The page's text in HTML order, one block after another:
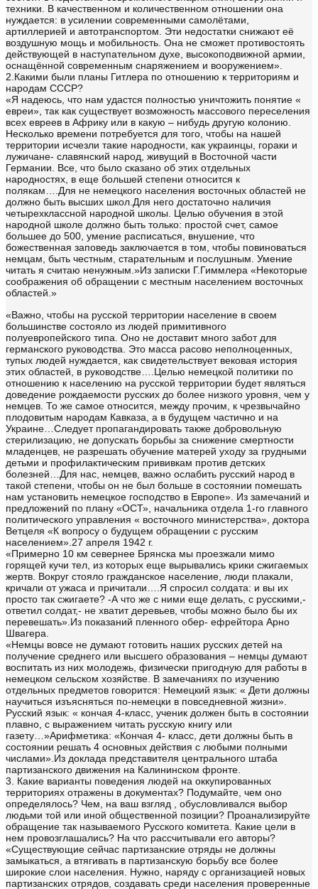
техники. В качественном и количественном отношении она
нуждается: в усилении современными самолётами,
артиллерией и автотранспортом. Эти недостатки снижают её
воздушную мощь и мобильность. Она не сможет противостоять
действующей в наступательном духе, высокоподвижной армии,
оснащённой современным снаряжением и вооружением».
2.Какими были планы Гитлера по отношению к территориям и
народам СССР?
«Я надеюсь, что нам удастся полностью уничтожить понятие «
евреи», так как существует возможность массового переселения
всех евреев в Африку или в какую – нибудь другую колонию.
Несколько времени потребуется для того, чтобы на нашей
территории исчезли такие народности, как украинцы, гораки и
лужичане- славянский народ, живущий в Восточной части
Германии. Все, что было сказано об этих отдельных
народностях, в еще большей степени относится к
полякам….Для не немецкого населения восточных областей не
должно быть высших школ.Для него достаточно наличия
четырехклассной народной школы. Целью обучения в этой
народной школе должно быть только: простой счет, самое
большее до 500, умение расписаться, внушение, что
божественная заповедь заключается в том, чтобы повиноваться
немцам, быть честным, старательным и послушным. Умение
читать я считаю ненужным.»Из записки Г.Гиммлера «Некоторые
соображения об обращении с местным населением восточных
областей.»
«Важно, чтобы на русской территории население в своем
большинстве состояло из людей примитивного
полуевропейского типа. Оно не доставит много забот для
германского руководства. Это масса расово неполноценных,
тупых людей нуждается, как свидетельствует вековая история
этих областей, в руководстве….Целью немецкой политики по
отношению к населению на русской территории будет являться
доведение рождаемости русских до более низкого уровня, чем у
немцев. То же самое относится, между прочим, к чрезвычайно
плодовитым народам Кавказа, а в будущем частично и на
Украине…Следует пропагандировать также добровольную
стерилизацию, не допускать борьбы за снижение смертности
младенцев, не разрешать обучение матерей уходу за грудными
детьми и профилактическим прививкам против детских
болезней…Для нас, немцев, важно ослабить русский народ в
такой степени, чтобы он не был больше в состоянии помешать
нам установить немецкое господство в Европе». Из замечаний и
предложений по плану «ОСТ», начальника отдела 1-го главного
политического управления « восточного министерства», доктора
Ветцеля «К вопросу о будущем обращении с русским
населением».27 апреля 1942 г.
«Примерно 10 км севернее Брянска мы проезжали мимо
горящей кучи тел, из которых еще вырывались крики сжигаемых
жертв. Вокруг стояло гражданское население, люди плакали,
кричали от ужаса и причитали….Я спросил солдата: и вы их
просто так сжигаете? -А что же с ними еще делать, с русскими,-
ответил солдат,- не хватит деревьев, чтобы можно было бы их
перевешать».Из показаний пленного обер- ефрейтора Арно
Швагера.
«Немцы вовсе не думают готовить наших русских детей на
получение среднего или высшего образования – немцы думают
воспитать из них молодежь, физически пригодную для работы в
немецком сельском хозяйстве. В замечаниях по изучению
отдельных предметов говорится: Немецкий язык: « Дети должны
научиться изъясняться по-немецки в повседневной жизни».
Русский язык: « кончая 4-класс, ученик должен быть в состоянии
плавно, с выражением читать русскую книгу или
газету…»Арифметика: «Кончая 4- класс, дети должны быть в
состоянии решать 4 основных действия с любыми полными
числами».Из доклада представителя центрального штаба
партизанского движения на Калининском фронте.
3. Какие варианты поведения людей на оккупированных
территориях отражены в документах? Подумайте, чем оно
определялось? Чем, на ваш взгляд , обусловливался выбор
людьми той или иной общественной позиции? Проанализируйте
обращение так называемого Русского комитета. Какие цели в
нем провозглашались? На что рассчитывали его авторы?
«Существующие сейчас партизанские отряды не должны
замыкаться, а втягивать в партизанскую борьбу все более
широкие слои населения. Нужно, наряду с организацией новых
партизанских отрядов, создавать среди населения проверенные